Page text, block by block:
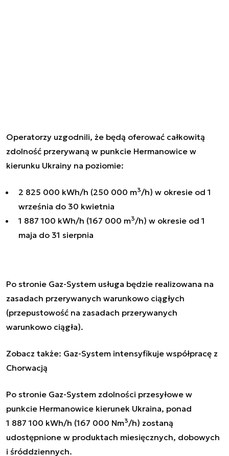
Operatorzy uzgodnili, że będą oferować całkowitą
zdolność przerywaną w punkcie Hermanowice w
kierunku Ukrainy na poziomie:
2 825 000 kWh/h (250 000 m3/h) w okresie od 1
września do 30 kwietnia
1 887 100 kWh/h (167 000 m3/h) w okresie od 1
maja do 31 sierpnia
Po stronie Gaz-System usługa będzie realizowana na
zasadach przerywanych warunkowo ciągłych
(przepustowość na zasadach przerywanych
warunkowo ciągła).
Zobacz także: Gaz-System intensyfikuje współpracę z
Chorwacją
Po stronie Gaz-System zdolności przesyłowe w
punkcie Hermanowice kierunek Ukraina, ponad
1 887 100 kWh/h (167 000 Nm3/h) zostaną
udostępnione w produktach miesięcznych, dobowych
i śróddziennych.